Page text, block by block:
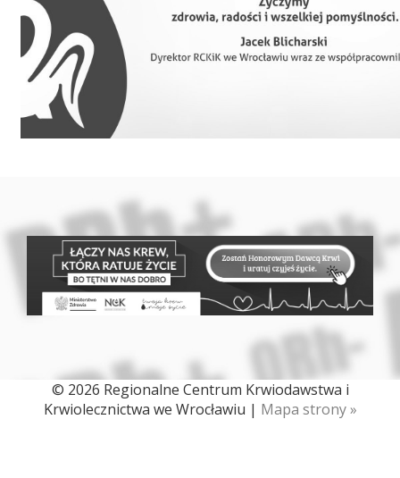
RODO
© 2026 Regionalne Centrum Krwiodawstwa i
Krwiolecznictwa we Wrocławiu | Mapa strony »